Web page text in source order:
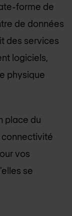
forme de
de données
des services
logiciels,
physique
place du
connectivité
vos
se